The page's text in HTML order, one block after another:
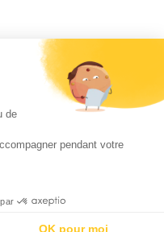
2025-2026 Tout droits réservés
de
pendant votre
OK pour moi